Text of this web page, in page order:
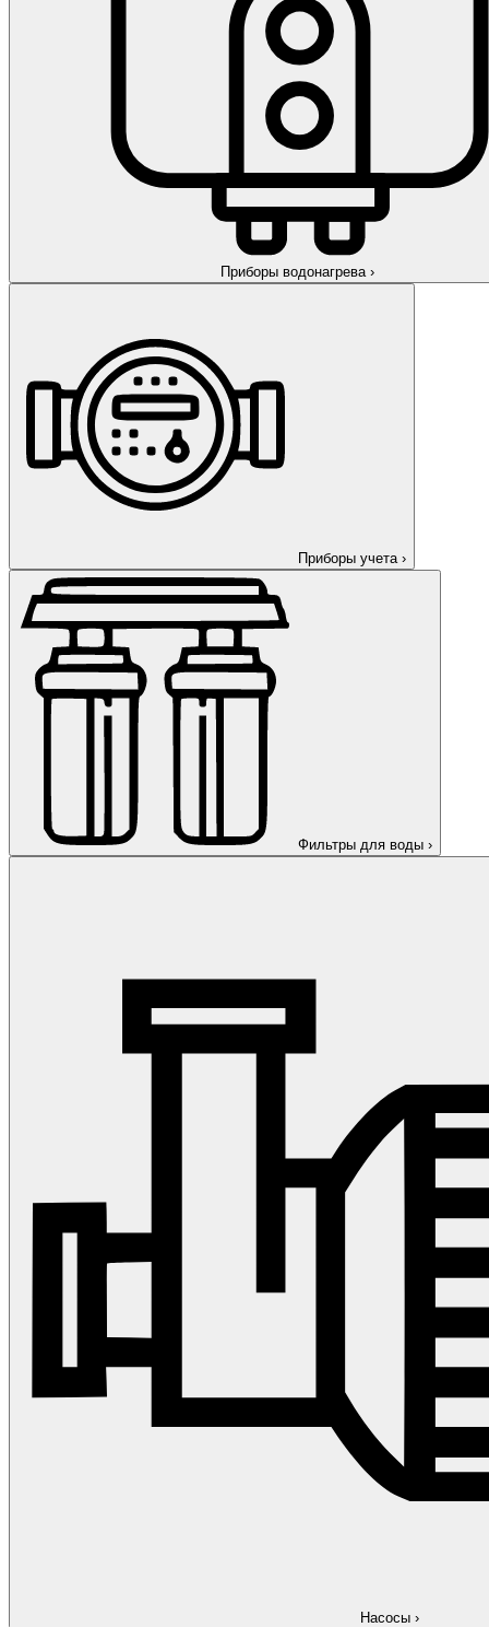
Приборы водонагрева ›
Приборы учета ›
Фильтры для воды ›
Насосы ›